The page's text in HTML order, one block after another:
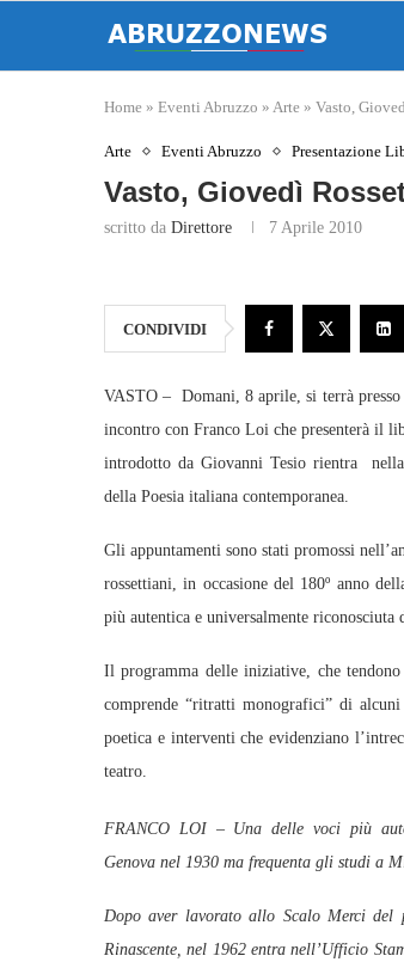
Home » Eventi Abruzzo » Arte » Vasto,
Arte Eventi Abruzzo Presentazione
Vasto, Giovedì
scritto da Direttore 7 Aprile 2010
CONDIVIDI
VASTO – Domani, 8 aprile, si terrà
incontro con Franco Loi che presenterà il
introdotto da Giovanni Tesio rientra
della Poesia italiana contemporanea.
Gli appuntamenti sono stati promossi
rossettiani, in occasione del 180º anno
più autentica e universalmente riconosciuta
Il programma delle iniziative, che
comprende “ritratti monografici” di
poetica e interventi che evidenziano
teatro.
FRANCO LOI – Una delle voci più
Genova nel 1930 ma frequenta gli studi a
Dopo aver lavorato allo Scalo Merci del
Rinascente, nel 1962 entra nell’Ufficio